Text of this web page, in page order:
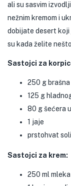
ali su sasvim
nežnim kremom i
dobijate desert koji
su kada želite
Sastojci za
250 g brašna
125 g
80 g šećera
1 jaje
prstohvat soli
Sastojci za krem:
250 ml mleka